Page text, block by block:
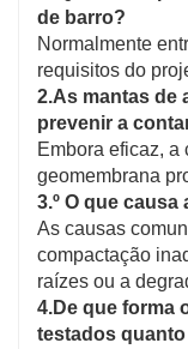
de barro?
Normalmente
requisitos do
2.As mantas de
prevenir a
Embora eficaz,
geomembrana
3.º O que
As causas
compactação
raízes ou a
4.De que forma
testados